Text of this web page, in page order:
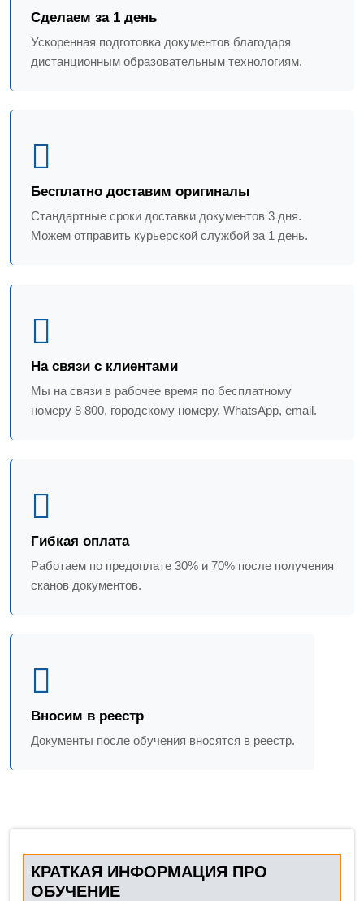
Сделаем за 1 день
Ускоренная подготовка документов благодаря
дистанционным образовательным технологиям.
Бесплатно доставим оригиналы
Стандартные сроки доставки документов 3 дня.
Можем отправить курьерской службой за 1 день.
На связи с клиентами
Мы на связи в рабочее время по бесплатному
номеру 8 800, городскому номеру, WhatsApp, email.
Гибкая оплата
Работаем по предоплате 30% и 70% после получения
сканов документов.
Вносим в реестр
Документы после обучения вносятся в реестр.
КРАТКАЯ ИНФОРМАЦИЯ ПРО
ОБУЧЕНИЕ